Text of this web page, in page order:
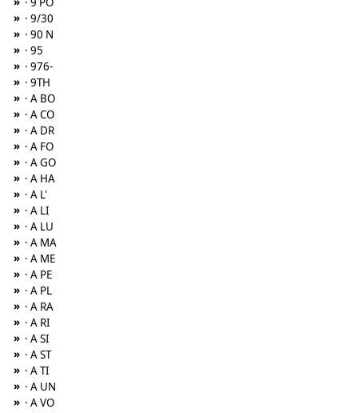
» · 9/30
» · 90 N
» · 95
» · 976-
» · 9TH
» · A BO
» · A CO
» · A DR
» · A FO
» · A GO
» · A HA
» · A L'
» · A LI
» · A LU
» · A MA
» · A ME
» · A PE
» · A PL
» · A RA
» · A RI
» · A SI
» · A ST
» · A TI
» · A UN
» · A VO